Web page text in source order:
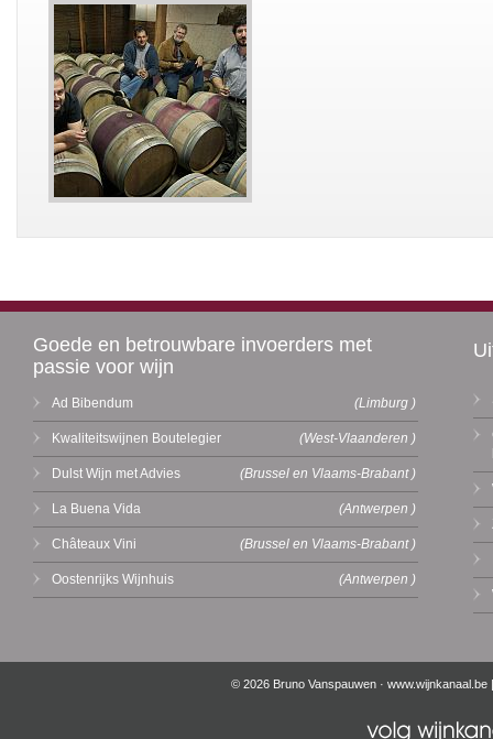
Goede en betrouwbare invoerders met
passie voor wijn
Ad Bibendum (Limburg )
Kwaliteitswijnen Boutelegier (West-Vlaanderen )
Dulst Wijn met Advies (Brussel en Vlaams-Brabant )
La Buena Vida (Antwerpen )
Châteaux Vini (Brussel en Vlaams-Brabant )
Oostenrijks Wijnhuis (Antwerpen )
© 2026 Bruno Vanspauwen · www.wijnkanaal.be